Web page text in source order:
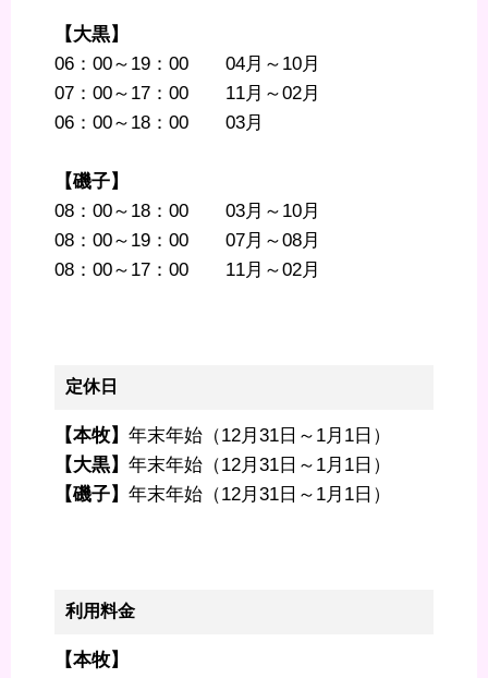
【大黒】
06：00～19：00 04月～10月
07：00～17：00 11月～02月
06：00～18：00 03月
【磯子】
08：00～18：00 03月～10月
08：00～19：00 07月～08月
08：00～17：00 11月～02月
定休日
【本牧】 年末年始（12月31日～1月1日）
【大黒】 年末年始（12月31日～1月1日）
【磯子】 年末年始（12月31日～1月1日）
利用料金
【本牧】